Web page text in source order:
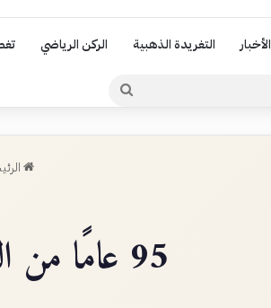
الأخبار التغريدة الذهبية الركن الرياضي
بحث
95 عامًا من الفخر والعطاء.. وطنٌ نبضٌ في القلب